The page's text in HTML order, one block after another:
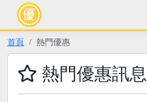
首頁 熱門優惠
熱門優惠訊息